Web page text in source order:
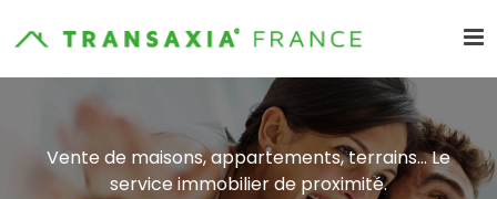
Vente de maisons, appartements, terrains... Le
service immobilier de proximité.